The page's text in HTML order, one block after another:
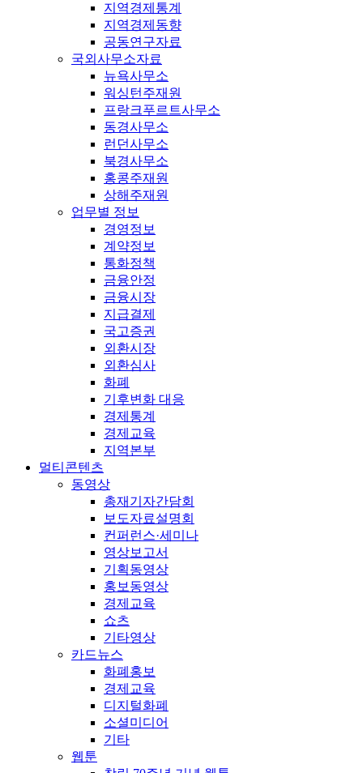
지역경제통계
지역경제동향
공동연구자료
국외사무소자료
뉴욕사무소
워싱턴주재원
프랑크푸르트사무소
동경사무소
런던사무소
북경사무소
홍콩주재원
상해주재원
업무별 정보
경영정보
계약정보
통화정책
금융안정
금융시장
지급결제
국고증권
외환시장
외환심사
화폐
기후변화 대응
경제통계
경제교육
지역본부
멀티콘텐츠
동영상
총재기자간담회
보도자료설명회
컨퍼런스·세미나
영상보고서
기획동영상
홍보동영상
경제교육
쇼츠
기타영상
카드뉴스
화폐홍보
경제교육
디지털화폐
소셜미디어
기타
웹툰